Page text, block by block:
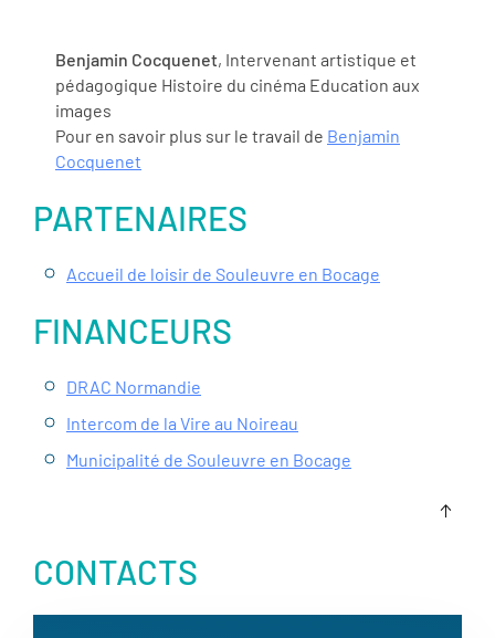
Benjamin Cocquenet, Intervenant artistique et
pédagogique Histoire du cinéma Education aux
images
Pour en savoir plus sur le travail de Benjamin
Cocquenet
PARTENAIRES
Accueil de loisir de Souleuvre en Bocage
FINANCEURS
DRAC Normandie
Intercom de la Vire au Noireau
Municipalité de Souleuvre en Bocage
CONTACTS